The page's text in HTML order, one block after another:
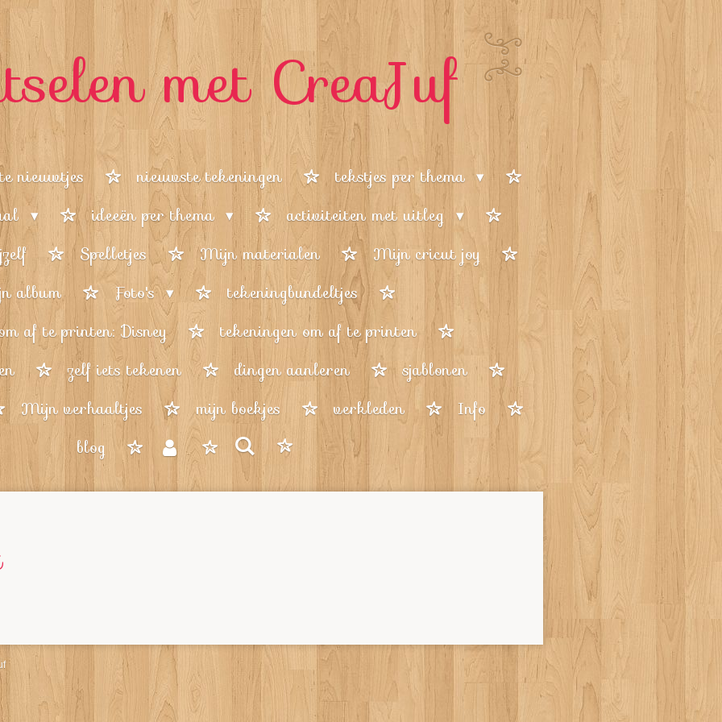
met CreaJuf
nieuwtjes nieuwste tekeningen
tekstjes per thema
ideeën per thema
activiteiten met uitleg
Spelletjes Mijn materialen
Mijn cricut joy
album
Foto's
tekeningbundeltjes
af te printen: Disney
tekeningen om af te printen
zelf iets tekenen dingen aanleren
sjablonen
Mijn verhaaltjes mijn boekjes verkleden
Info
blog